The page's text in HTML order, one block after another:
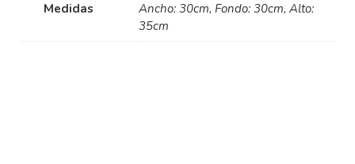
Medidas
Ancho: 30cm, Fondo: 30cm, Alto:
35cm